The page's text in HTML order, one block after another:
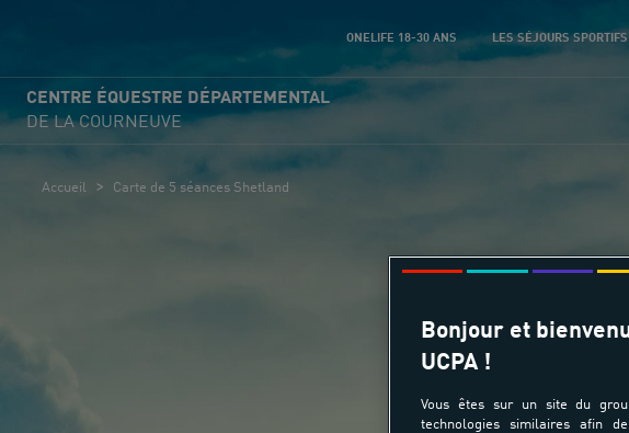
ONELIFE 18-30 ANS LES SÉJOURS
CENTRE ÉQUESTRE DÉPARTEMENTAL
DE LA COURNEUVE
Accueil > Carte de 5 séances Shetland
Carte de
Bonjour et
UCPA !
Vous êtes sur un site du
technologies similaires afin